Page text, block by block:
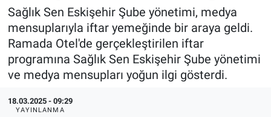
Sağlık Sen Eskişehir Şube yönetimi, medya
mensuplarıyla iftar yemeğinde bir araya geldi.
Ramada Otel'de gerçekleştirilen iftar
programına Sağlık Sen Eskişehir Şube yönetimi
ve medya mensupları yoğun ilgi gösterdi.
18.03.2025 - 09:29
YAYINLANMA
Dünya
Sağlık
Alış-Veriş/İş dünyası
Röportaj
Ekonomi
Kültür Sanat
Politika
Son Dakika Haberleri
Haber Arşivi